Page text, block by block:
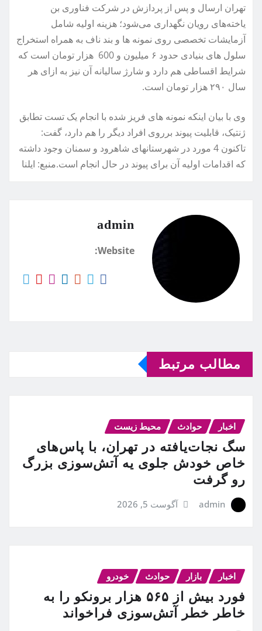
تهران ارسال و پس از پردازش در شرکت فناوری بن
یاخته‌های رویان نگهداری می‌شود؛ هزینه اولیه شامل
آزمایشات تخصصی روی نمونه ها و بند ناف به همراه استخراج
سلول های بنیادی حدود ۶ میلیون و 600 هزار تومان است که
شرایط اقساطی هم دارد و شارژ سالیانه آن نیز به ازای هر
سال ۲۹۰ هزار تومان است.
وی با بیان اینکه نمونه های فریز شده با انجام یک تست تطابق
ژنتیک، قابلیت پیوند برروی افراد دیگر را هم دارد، گفت:
تاکنون 4 مورد در شهرستانهای شاهرود و سمنان وجود داشته
که اقدامات اولیه آن برای پیوند در حال انجام است.منبع: ايلنا
admin
Website:
مطالب مرتبط
اخبار حوادث محیط زیست
سگ نجات‌یافته در تهران، با پاس‌های
خاص خودش جلوی یه آتش‌سوزی بزرگ
رو گرفت
admin آگوست 5, 2026
اخبار بازار حوادث خودرو
فورد بیش از ۵۶۵ هزار برونکو را به
خاطر خطر آتش‌سوزی فراخواند